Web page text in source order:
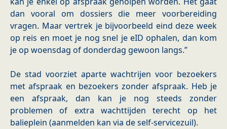
dan vooral om dossiers die meer voorbereiding
vragen. Maar vertrek je bijvoorbeeld eind deze week
op reis en moet je nog snel je eID ophalen, dan kom
je op woensdag of donderdag gewoon langs.”
De stad voorziet aparte wachtrijen voor bezoekers
met afspraak en bezoekers zonder afspraak. Heb je
een afspraak, dan kan je nog steeds zonder
problemen of extra wachttijden terecht op het
balieplein (aanmelden kan via de self-servicezuil).